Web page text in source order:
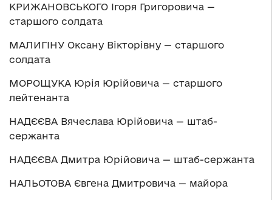
КРИЖАНОВСЬКОГО Ігоря Григоровича —
старшого солдата
МАЛИГІНУ Оксану Вікторівну — старшого
солдата
МОРОЩУКА Юрія Юрійовича — старшого
лейтенанта
НАДЄЄВА Вячеслава Юрійовича — штаб-
сержанта
НАДЄЄВА Дмитра Юрійовича — штаб-сержанта
НАЛЬОТОВА Євгена Дмитровича — майора